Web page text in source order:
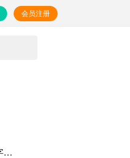
会员注册
【精品】小学生写人的作文400字汇总5篇